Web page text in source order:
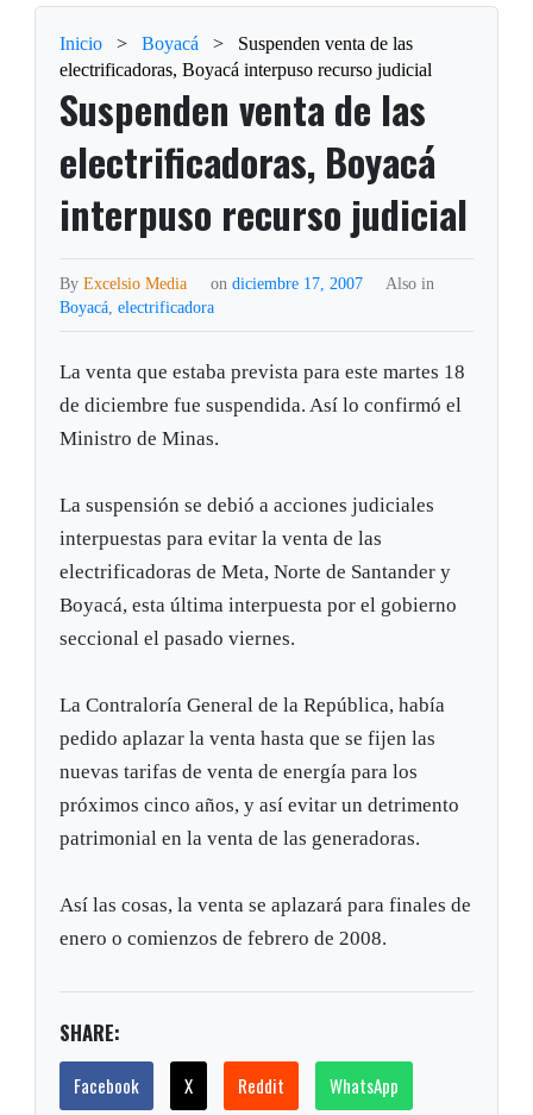
Inicio > Boyacá >
Suspenden venta de las
electrificadoras, Boyacá interpuso recurso judicial
Suspenden venta de las
electrificadoras, Boyacá
interpuso recurso judicial
ByExcelsio Media on diciembre 17, 2007
Also in
Boyacá,electrificadora
La venta que estaba prevista para este martes 18
de diciembre fue suspendida. Así lo confirmó el
Ministro de Minas.
La suspensión se debió a acciones judiciales
interpuestas para evitar la venta de las
electrificadoras de Meta, Norte de Santander y
Boyacá, esta última interpuesta por el gobierno
seccional el pasado viernes.
La Contraloría General de la República, había
pedido aplazar la venta hasta que se fijen las
nuevas tarifas de venta de energía para los
próximos cinco años, y así evitar un detrimento
patrimonial en la venta de las generadoras.
Así las cosas, la venta se aplazará para finales de
enero o comienzos de febrero de 2008.
SHARE:
Facebook X Reddit WhatsApp